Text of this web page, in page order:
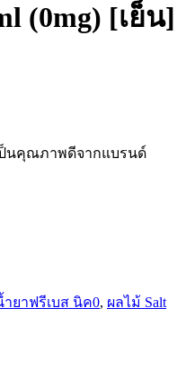
(0mg) [เย็น]
ป็นคุณภาพดีจากแบรนด์
ำยาฟรีเบส นิค0, ผลไม้ Salt